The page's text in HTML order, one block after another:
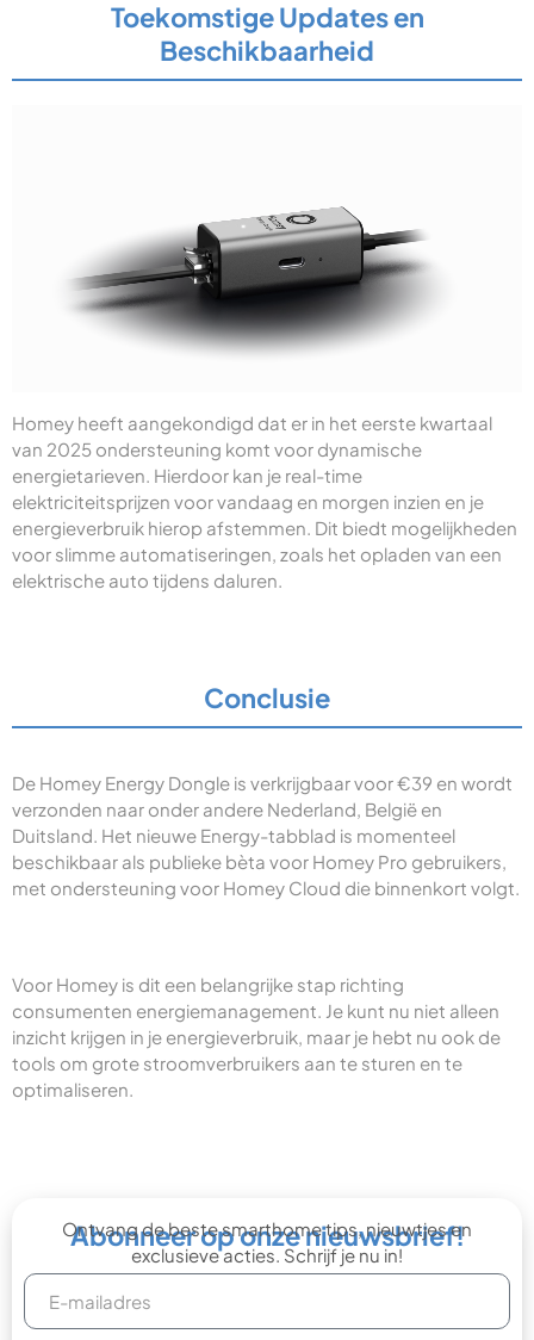
Toekomstige Updates en
Beschikbaarheid
Homey heeft aangekondigd dat er in het eerste kwartaal
van 2025 ondersteuning komt voor dynamische
energietarieven. Hierdoor kan je real-time
elektriciteitsprijzen voor vandaag en morgen inzien en je
energieverbruik hierop afstemmen. Dit biedt mogelijkheden
voor slimme automatiseringen, zoals het opladen van een
elektrische auto tijdens daluren.
Conclusie
De Homey Energy Dongle is verkrijgbaar voor €39 en wordt
verzonden naar onder andere Nederland, België en
Duitsland. Het nieuwe Energy-tabblad is momenteel
beschikbaar als publieke bèta voor Homey Pro gebruikers,
met ondersteuning voor Homey Cloud die binnenkort volgt.
Voor Homey is dit een belangrijke stap richting
consumenten energiemanagement. Je kunt nu niet alleen
inzicht krijgen in je energieverbruik, maar je hebt nu ook de
tools om grote stroomverbruikers aan te sturen en te
optimaliseren.
Abonneer op onze nieuwsbrief!
Ontvang de beste smarthome tips, nieuwtjes en
exclusieve acties. Schrijf je nu in!